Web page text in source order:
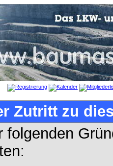
Zutritt zu
folgenden